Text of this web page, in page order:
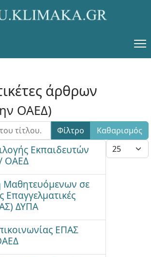
άρθρων
ΟΑΕΔ)
τίτλου. Φίλτρο
Καθαρισμός
Εμφάνιση #
Εκπαιδευτών
ΟΑΕΔ
σε
Επαγγελματικές
ΔΥΠΑ
ΕΠΑΣ